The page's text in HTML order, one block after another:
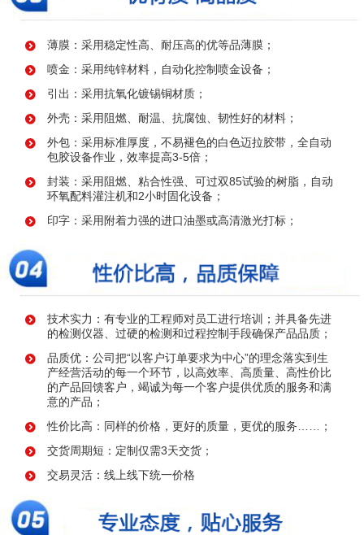
薄膜：采用稳定性高、耐压高的优等品薄膜；
喷金：采用纯锌材料，自动化控制喷金设备；
引出：采用抗氧化镀锡铜材质；
外壳：采用阻燃、耐温、抗腐蚀、韧性好的材料；
外包：采用标准厚度，不易褪色的白色迈拉胶带，全自动
包胶设备作业，效率提高3-5倍；
封装：采用阻燃、粘合性强、可过双85试验的树脂，自动
环氧配料灌注机和2小时固化设备；
印字：采用附着力强的进口油墨或高清激光打标；
技术实力：有专业的工程师对员工进行培训；并具备先进
的检测仪器、过硬的检测和过程控制手段确保产品品质；
品质优：公司把“以客户订单要求为中心”的理念落实到生
产经营活动的每一个环节，以高效率、高质量、高性价比
的产品回馈客户，竭诚为每一个客户提供优质的服务和满
意的产品；
性价比高：同样的价格，更好的质量，更优的服务……；
交货周期短：定制仅需3天交货；
交易灵活：线上线下统一价格